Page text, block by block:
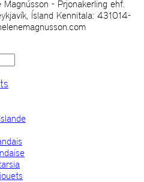
- Prjonakerling ehf.
Ísland Kennitala: 431014-